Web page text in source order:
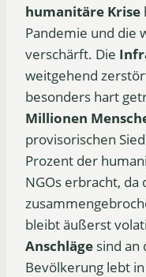
humanitäre Krise
Pandemie und die
verschärft. Die
weitgehend
besonders hart
Millionen
provisorischen
Prozent der
NGOs erbracht,
bleibt äußerst
Anschläge sind an
Bevölkerung lebt